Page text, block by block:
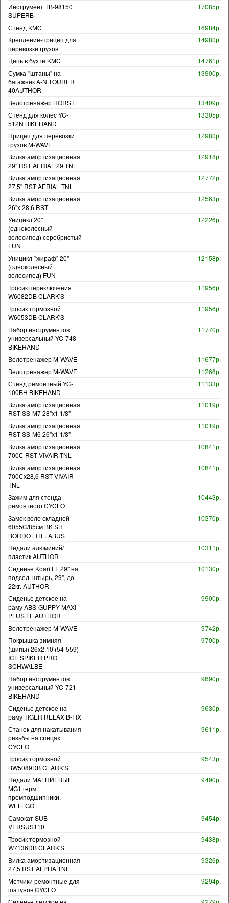
Инструмент TB-98150
SUPERB
17085р.
Стенд KMC
16984р.
Крепление-прицеп для
перевозки грузов
14980р.
Цепь в бухте KMC
14761р.
Сумка-"штаны" на
багажник A-N TOURER
40AUTHOR
13900р.
Велотренажер HORST
13409р.
Стенд для колес YC-
512N BIKEHAND
13305р.
Прицеп для перевозки
грузов M-WAVE
12980р.
Вилка амортизационная
29" RST AERIAL 29 TNL
12918р.
Вилка амортизационная
27,5" RST AERIAL TNL
12772р.
Вилка амортизационная
26"х 28,6 RST
12563р.
Уницикл 20"
(одноколесный
велосипед) серебристый
FUN
12226р.
Уницикл-"жираф" 20"
(одноколесный
велосипед) FUN
12158р.
Тросик переключения
W6082DB CLARK'S
11956р.
Тросик тормозной
W6053DB CLARK'S
11956р.
Набор инструментов
универсальный YC-748
BIKEHAND
11770р.
Велотренажер M-WAVE
11677р.
Велотренажер M-WAVE
11266р.
Стенд ремонтный YC-
100BH BIKEHAND
11133р.
Вилка амортизационная
RST SS-M7 28"х1 1/8"
11019р.
Вилка амортизационная
RST SS-M6 26"х1 1/8"
11019р.
Вилка амортизационная
700С RST VIVAIR TNL
10841р.
Вилка амортизационная
700Сх28,6 RST VIVAIR
TNL
10841р.
Зажим для стенда
ремонтного CYCLO
10443р.
Замок вело складной
6055C/85см BK SH
BORDO LITE. ABUS
10370р.
Педали алюминий/
пластик AUTHOR
10311р.
Сиденье Koari FF 29" на
подсед. штырь, 29", до
22кг. AUTHOR
10130р.
Сиденье детское на
раму ABS-GUPPY MAXI
PLUS FF AUTHOR
9900р.
Велотренажер M-WAVE
9742р.
Покрышка зимняя
(шипы) 26x2.10 (54-559)
ICE SPIKER PRO.
SCHWALBE
9700р.
Набор инструментов
универсальный YC-721
BIKEHAND
9690р.
Сиденье детское на
раму TIGER RELAX B-FIX
9630р.
Станок для накатывания
резьбы на спицах
CYCLO
9611р.
Тросик тормозной
BW5089DB CLARK'S
9543р.
Педали МАГНИЕВЫЕ
MG1 герм.
промподшипники.
WELLGO
9490р.
Самокат SUB
VERSUS110
9454р.
Тросик тормозной
W7136DB CLARK'S
9438р.
Вилка амортизационная
27,5 RST ALPHA TNL
9326р.
Метчики ремонтные для
шатунов CYCLO
9294р.